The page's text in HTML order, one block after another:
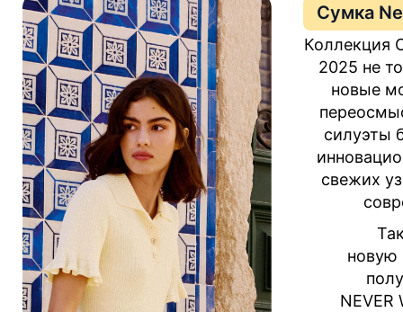
Сумка
Коллекция
2025 не
новые
силуэты
свежих
новую
NEVER